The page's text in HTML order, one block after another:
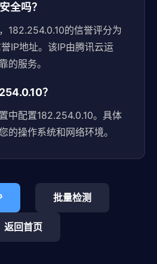
全吗？
182.254.0.10的信誉评分为
IP地址。该IP由腾讯云运
的服务。
？
中配置182.254.0.10。具体
的操作系统和网络环境。
批量检测
返回首页